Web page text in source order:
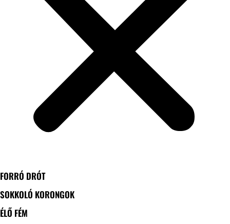
FORRÓ DRÓT
SOKKOLÓ KORONGOK
ÉLŐ FÉM